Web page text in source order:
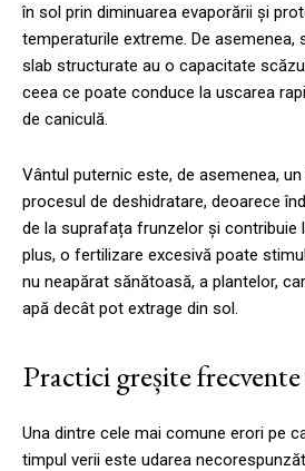
în sol prin diminuarea evaporării și
temperaturile extreme. De asemenea,
slab structurate au o capacitate
ceea ce poate conduce la uscarea
de caniculă.
Vântul puternic este, de asemenea,
procesul de deshidratare, deoarece
de la suprafața frunzelor și contribuie
plus, o fertilizare excesivă poate
nu neapărat sănătoasă, a plantelor,
apă decât pot extrage din sol.
Practici greșite
Una dintre cele mai comune erori pe
timpul verii este udarea